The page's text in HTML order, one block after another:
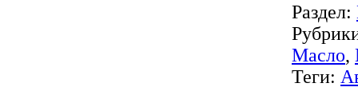
Раздел:
Масло,
Теги: